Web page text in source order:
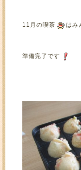
11月の喫茶 はみ
準備完了です